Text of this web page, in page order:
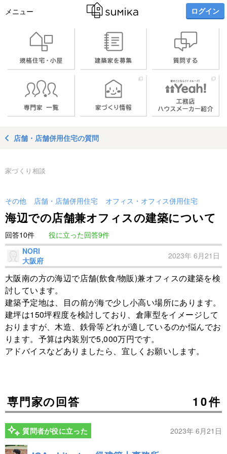
メニュー ログイン
店舗・店舗併用住宅の質問
家づくり相談
その他 店舗・店舗併用住宅 オフィス・オフィス併用住宅
海辺での店舗兼オフィスの建築について
回答10件
役に立った回答9件
NORI
大阪府
2023年 6月21日
大阪南の方の海辺で店舗(飲食/物販)兼オフィスの建築を検
討しています。
建築予定地は、目の前が海で少し小高い場所にあります。
建坪は150坪程度を検討しており、倉庫型をイメージして
おりますが、木造、鉄骨等どれが適しているのか悩んでお
ります。予算は内装別で5,000万円です。
アドバイスなどありましたら、宜しくお願いします。
専門家の回答 10件
質問者が役に立った 2023年 6月21日